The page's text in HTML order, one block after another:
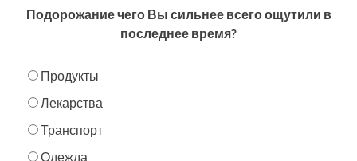
Подорожание чего Вы сильнее всего ощутили в
последнее время?
Продукты
Лекарства
Транспорт
Одежда